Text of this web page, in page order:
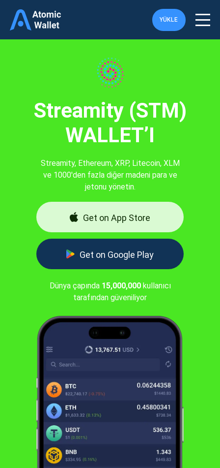
YÜKLE
Streamity (STM)
WALLET’I
Streamity, Ethereum, XRP, Litecoin, XLM
ve 1000'den fazla diğer madeni para ve
jetonu yönetin.
Get on App Store
Get on Google Play
Dünya çapında 15,000,000kullanıcı
tarafından güveniliyor